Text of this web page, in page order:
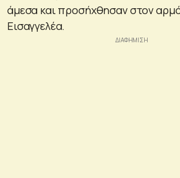
άμεσα και προσήχθησαν στον
Εισαγγελέα.